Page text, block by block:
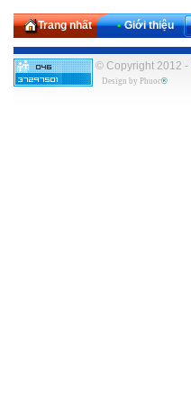
Trang nhất • Giới thiệu
© Copyright 2012 -
Design by Phuoc®